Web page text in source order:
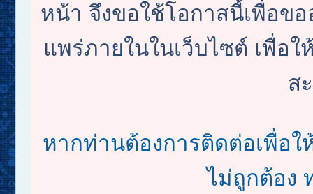
หน้า จึงขอใช้โอกาสนี้เพื่อข
แพร่ภายในในเว็บไซต์ เพื่อ
ส
หากท่านต้องการติดต่อเพื่อ
ไม่ถูกต้อง